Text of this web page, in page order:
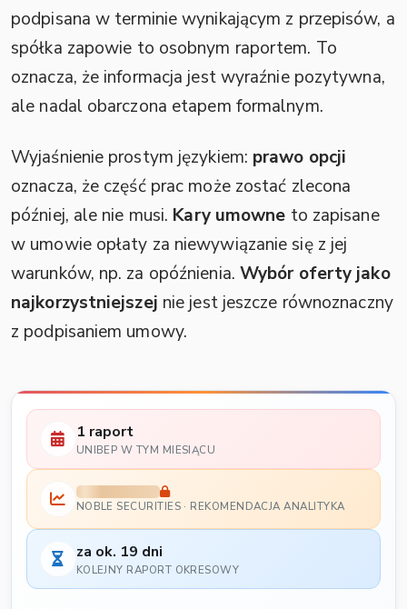
podpisana w terminie wynikającym z przepisów, a
spółka zapowie to osobnym raportem. To
oznacza, że informacja jest wyraźnie pozytywna,
ale nadal obarczona etapem formalnym.
Wyjaśnienie prostym językiem: prawo opcji
oznacza, że część prac może zostać zlecona
później, ale nie musi. Kary umowne to zapisane
w umowie opłaty za niewywiązanie się z jej
warunków, np. za opóźnienia. Wybór oferty jako
najkorzystniejszej nie jest jeszcze równoznaczny
z podpisaniem umowy.
1 raport
UNIBEP W TYM MIESIĄCU
NOBLE SECURITIES · REKOMENDACJA ANALITYKA
za ok. 19 dni
KOLEJNY RAPORT OKRESOWY